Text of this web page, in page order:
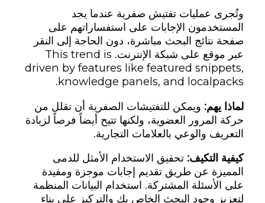
وتُجرى عمليات تفتيش صفرية عندما يجد
المستخدمون الإجابات على استفساراتهم على
صفحة نتائج البحث مباشرة، دون الحاجة إلى النقر
عبر موقع على شبكة الإنترنت. This trend is
driven by features like featured snippets,
knowledge panels, and localpacks.
لماذا يهم: ويمكن للتفتيشات الصفرية أن تقلل من
حركة المرور العضوية، ولكنها تتيح أيضاً فرصاً لزيادة
التعريف والوعي بالعلامات التجارية.
كيفية التكيف: تحقيق الاستخدام الأمثل للدمى
المميزة عن طريق تقديم إجابات موجزة ومفيدة
على الأسئلة المشتركة. استخدام البيانات المنظمة
لتعزيز وجود البحث الخاص بك والتركيز على بناء